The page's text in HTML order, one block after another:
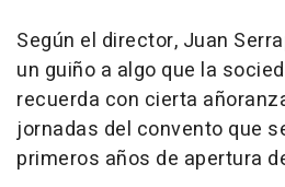
Según el director, Juan
un guiño a algo que la
recuerda con cierta
jornadas del convento que
primeros años de apertura